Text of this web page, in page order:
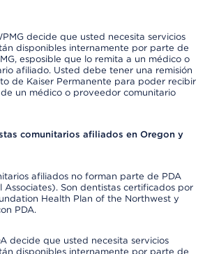
decide que usted necesita servicios
disponibles internamente por parte de
esposible que lo remita a un médico o
afiliado. Usted debe tener una remisión
de Kaiser Permanente para poder recibir
un médico o proveedor comunitario
comunitarios afiliados en Oregon y
afiliados no forman parte de PDA
Associates). Son dentistas certificados por
Health Plan of the Northwest y
PDA.
decide que usted necesita servicios
disponibles internamente por parte de